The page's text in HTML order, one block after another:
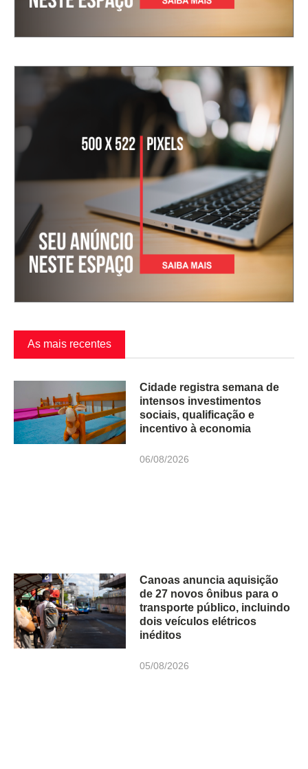
As mais recentes
Cidade registra semana de
intensos investimentos
sociais, qualificação e
incentivo à economia
06/08/2026
Canoas anuncia aquisição
de 27 novos ônibus para o
transporte público, incluindo
dois veículos elétricos
inéditos
05/08/2026